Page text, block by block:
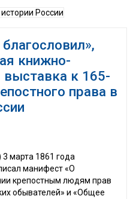
России
книжно-
выставка к 165-
права в
марта 1861 года
манифест «О
крепостным людям прав
обывателей» и «Общее